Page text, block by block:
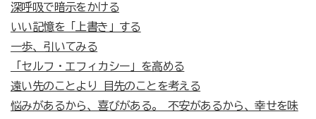
深呼吸で暗示をかける
いい記憶を「上書き」する
一歩、引いてみる
「セルフ・エフィカシー」を高める
遠い先のことより 目先のことを考える
悩みがあるから、喜びがある。 不安があるから、幸せを味